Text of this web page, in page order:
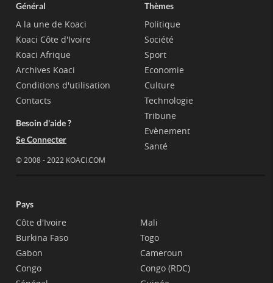
Général
A la une de Koaci
Koaci Côte d'Ivoire
Koaci Afrique
Archives Koaci
Conditions d'utilisation
Contacts
Besoin d'aide ?
Se Connecter
© 2008 - 2022 KOACI.COM
Thèmes
Politique
Société
Sport
Economie
Culture
Technologie
Tribune
Evènement
Santé
Pays
Côte d'Ivoire
Burkina Faso
Gabon
Congo
Mali
Togo
Cameroun
Congo (RDC)